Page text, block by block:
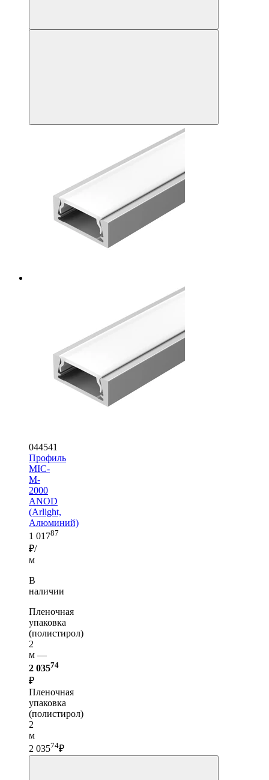
044541
Профиль
MIC-
M-
2000
ANOD
(Arlight,
Алюминий)
1 01787
₽/
м
В
наличии
Пленочная
упаковка
(полистирол)
2
м —
2 03574
₽
Пленочная
упаковка
(полистирол)
2
м
2 03574₽